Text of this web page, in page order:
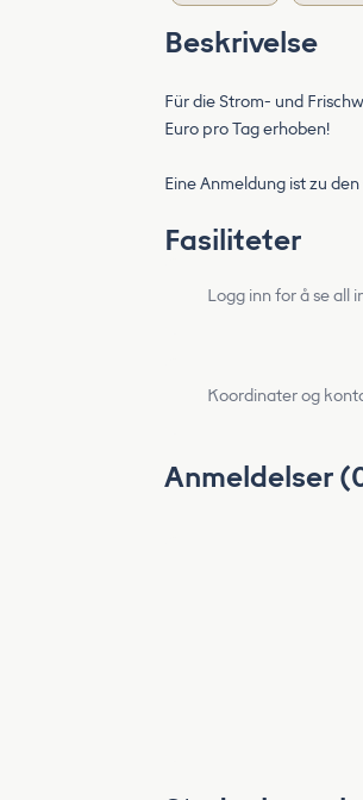
Beskrivelse
Für die Strom- und
Euro pro Tag erhoben!
Eine Anmeldung ist zu
Fasiliteter
Logg inn for å se all
Koordinater og
Anmeldelser